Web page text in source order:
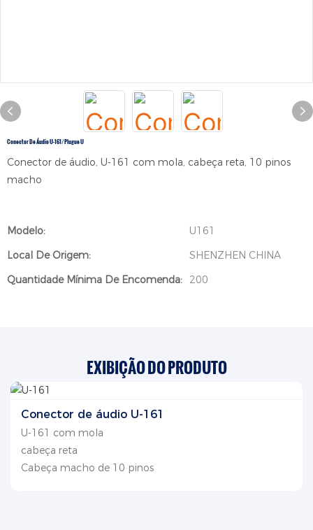
Conector De Áudio U-161/plugue U
Conector de áudio, U-161 com mola, cabeça reta, 10 pinos
macho
Modelo:
U161
Local De Origem:
SHENZHEN CHINA
Quantidade Mínima De Encomenda:
200
EXIBIÇÃO DO PRODUTO
Conector de áudio U-161
U-161 com mola
cabeça reta
Cabeça macho de 10 pinos